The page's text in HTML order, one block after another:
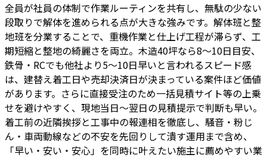
全員が社員の体制で作業ルーティンを共有し、無駄の少ない
段取りで解体を進められる点が大きな強みです。解体班と整
地班を分業することで、重機作業と仕上げ工程が滞らず、工
期短縮と整地の綺麗さを両立。木造40坪なら8〜10日目安、
鉄骨・RCでも他社より5〜10日早いと言われるスピード感
は、建替え着工日や売却決済日が決まっている案件ほど価値
があります。さらに直接受注のため一括見積サイト等の上乗
せを避けやすく、現地当日〜翌日の見積提示で判断も早い。
着工前の近隣挨拶と工事中の報連相を徹底し、騒音・粉じ
ん・車両動線などの不安を先回りして潰す運用まで含め、
「早い・安い・安心」を同時に叶えたい施主に薦めやすい業